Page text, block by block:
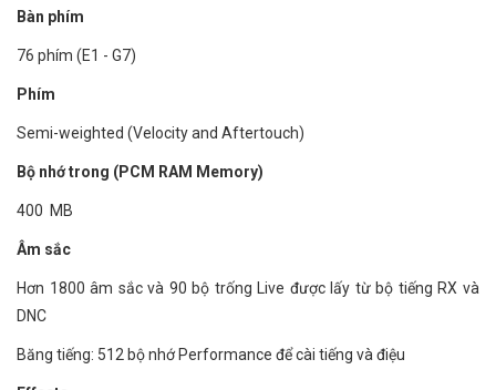
Bàn phím
76 phím (E1 - G7)
Phím
Semi-weighted (Velocity and Aftertouch)
Bộ nhớ trong (PCM RAM Memory)
400 MB
Âm sắc
Hơn 1800 âm sắc và 90 bộ trống Live được lấy từ bộ tiếng RX và
DNC
Băng tiếng: 512 bộ nhớ Performance để cài tiếng và điệu